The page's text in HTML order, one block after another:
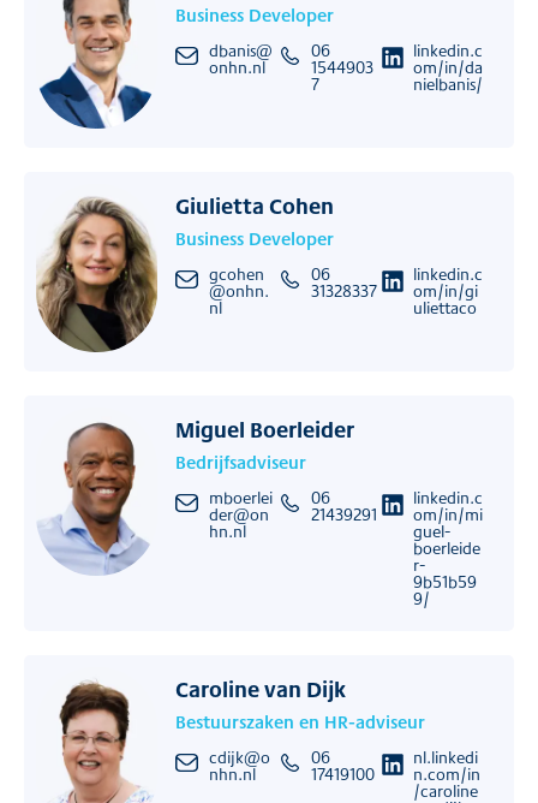
Business Developer
dbanis@
onhn.nl
06
1544903
7
linkedin.c
om/in/da
nielbanis/
Giulietta Cohen
Business Developer
gcohen
@onhn.
nl
06
31328337
linkedin.c
om/in/gi
uliettaco
Miguel Boerleider
Bedrijfsadviseur
mboerlei
der@on
hn.nl
06
21439291
linkedin.c
om/in/mi
guel-
boerleide
r-
9b51b59
9/
Caroline van Dijk
Bestuurszaken en HR-adviseur
cdijk@o
nhn.nl
06
17419100
nl.linkedi
n.com/in
/caroline